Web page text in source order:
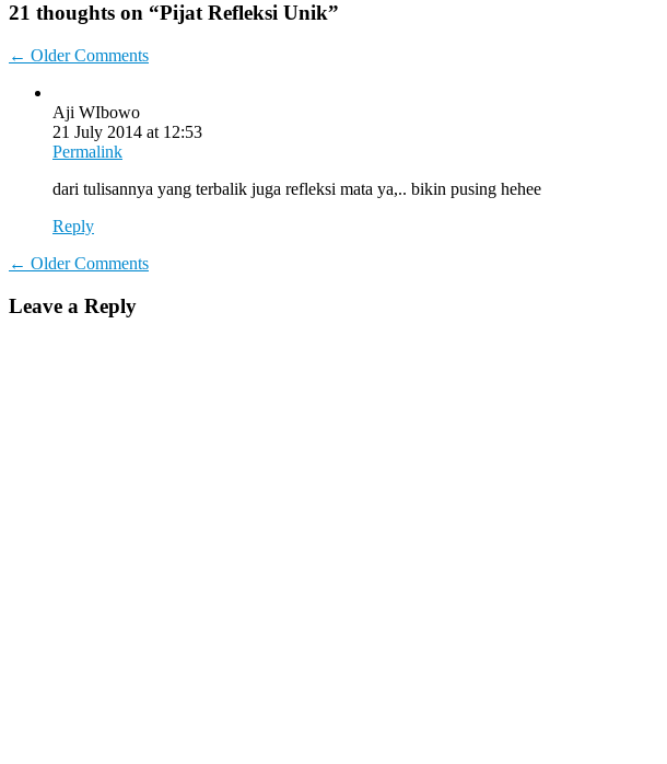
21 thoughts on “Pijat Refleksi Unik”
Comment
← Older Comments
Aji WIbowo
21 July 2014 at 12:53
Permalink
dari tulisannya yang terbalik juga refleksi mata ya,.. bikin pusing hehee
Reply
Comment
← Older Comments
Leave a Reply